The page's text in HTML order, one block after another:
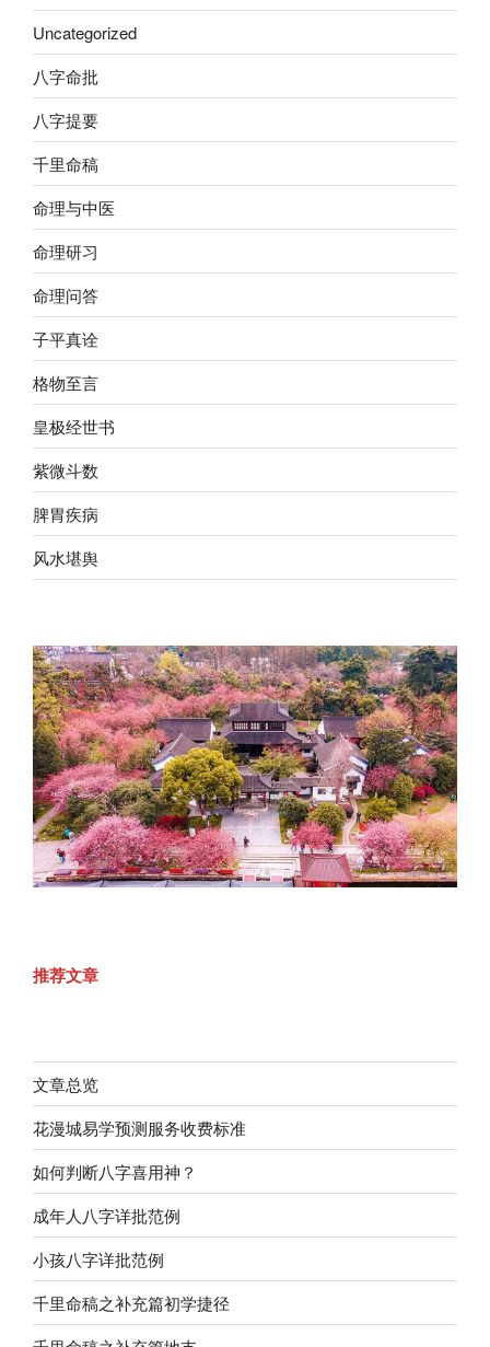
Uncategorized
八字命批
八字提要
千里命稿
命理与中医
命理研习
命理问答
子平真诠
格物至言
皇极经世书
紫微斗数
脾胃疾病
风水堪舆
推荐文章
文章总览
花漫城易学预测服务收费标准
如何判断八字喜用神？
成年人八字详批范例
小孩八字详批范例
千里命稿之补充篇初学捷径